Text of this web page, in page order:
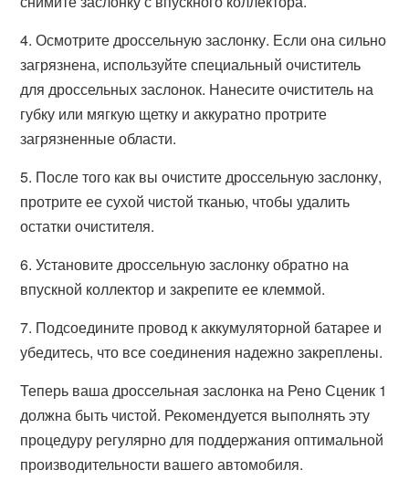
4. Осмотрите дроссельную заслонку. Если она сильно
загрязнена, используйте специальный очиститель
для дроссельных заслонок. Нанесите очиститель на
губку или мягкую щетку и аккуратно протрите
загрязненные области.
5. После того как вы очистите дроссельную заслонку,
протрите ее сухой чистой тканью, чтобы удалить
остатки очистителя.
6. Установите дроссельную заслонку обратно на
впускной коллектор и закрепите ее клеммой.
7. Подсоедините провод к аккумуляторной батарее и
убедитесь, что все соединения надежно закреплены.
Теперь ваша дроссельная заслонка на Рено Сценик 1
должна быть чистой. Рекомендуется выполнять эту
процедуру регулярно для поддержания оптимальной
производительности вашего автомобиля.